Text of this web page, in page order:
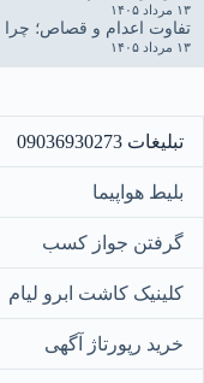
۱۳ مرداد ۱۴۰۵
تفاوت اعدام و قصاص؛ چرا
۱۳ مرداد ۱۴۰۵
تبلیغات 09036930273
بلیط هواپیما
گرفتن جواز کسب
کلینیک کاشت ابرو لیام
خرید رپورتاژ آگهی